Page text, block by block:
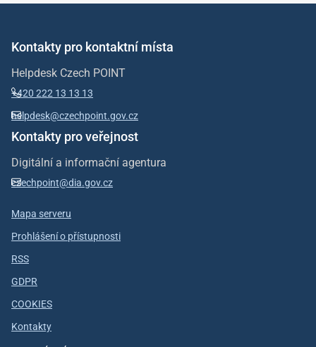
Kontakty pro kontaktní místa
Helpdesk Czech POINT
+420 222 13 13 13
helpdesk@czechpoint.gov.cz
Kontakty pro veřejnost
Digitální a informační agentura
czechpoint@dia.gov.cz
Mapa serveru
Prohlášení o přístupnosti
RSS
GDPR
COOKIES
Kontakty